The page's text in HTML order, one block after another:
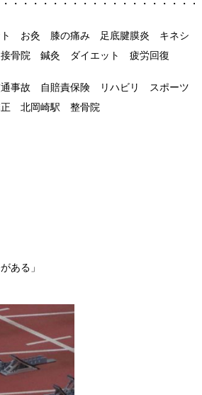
・・・・・・・・・・・・・・・・・・
ト お灸 膝の痛み 足底腱膜炎 キネシ
骨院 鍼灸 ダイエット 疲労回復
事故 自賠責保険 リハビリ スポーツ
北岡崎駅 整骨院
ある」